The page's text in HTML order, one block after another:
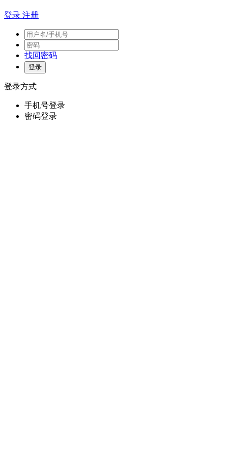
登录 注册
找回密码
登录方式
手机号登录
密码登录